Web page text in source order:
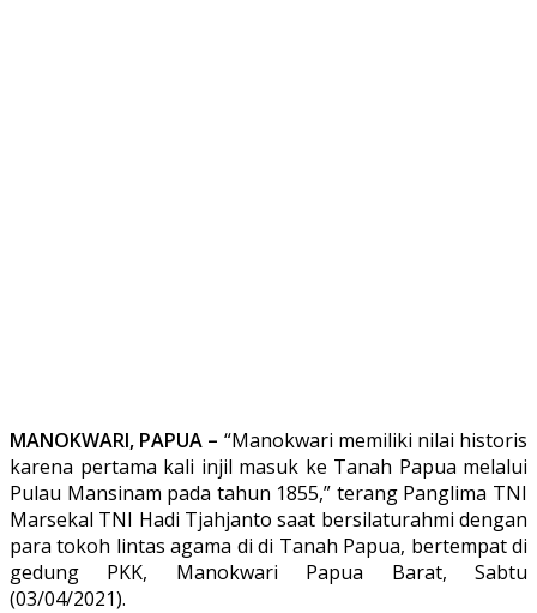
MANOKWARI, PAPUA – “Manokwari memiliki nilai historis
karena pertama kali injil masuk ke Tanah Papua melalui
Pulau Mansinam pada tahun 1855,” terang Panglima TNI
Marsekal TNI Hadi Tjahjanto saat bersilaturahmi dengan
para tokoh lintas agama di di Tanah Papua, bertempat di
gedung PKK, Manokwari Papua Barat, Sabtu
(03/04/2021).